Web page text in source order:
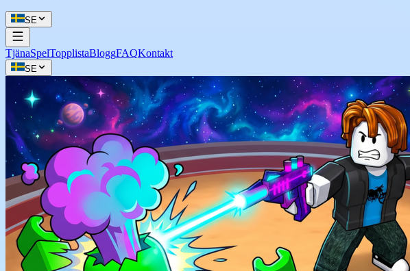
SE
TjänaSpelTopplistaBloggFAQKontakt
SE